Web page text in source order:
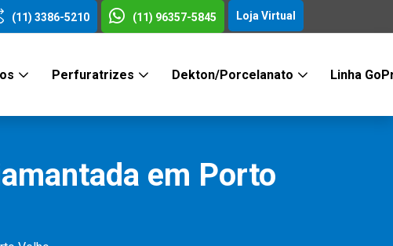
(11) 3386-5210 (11) 96357-5845 Loja Virtual
Perfuratrizes Dekton/Porcelanato Linha
em Porto